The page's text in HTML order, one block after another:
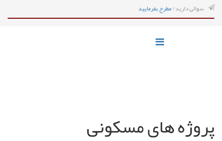
سوالی دارید ?مطرح بفرمایید
پروژه های مسکونی